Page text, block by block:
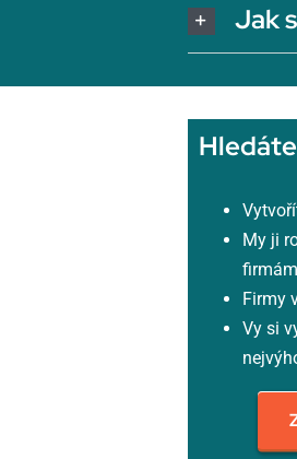
Jak
My ji
Firmy
Vy si